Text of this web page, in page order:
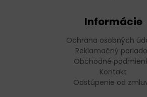
Informácie
Ochrana osobných
Reklamačný
Obchodné
Kontakt
Odstúpenie od